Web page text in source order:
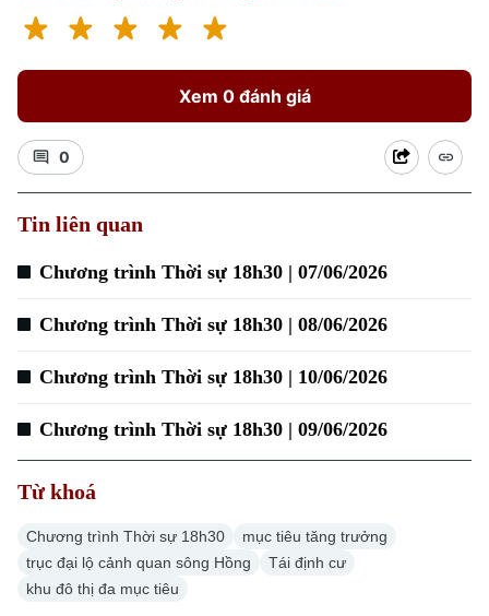
Xem 0 đánh giá
0
Tin liên quan
Chương trình Thời sự 18h30 | 07/06/2026
Chương trình Thời sự 18h30 | 08/06/2026
Chương trình Thời sự 18h30 | 10/06/2026
Chương trình Thời sự 18h30 | 09/06/2026
Từ khoá
Chương trình Thời sự 18h30
mục tiêu tăng trưởng
trục đại lộ cảnh quan sông Hồng
Tái định cư
khu đô thị đa mục tiêu